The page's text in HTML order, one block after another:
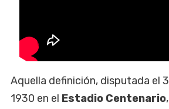
Aquella definición, disputada el
1930 en el Estadio Centenario